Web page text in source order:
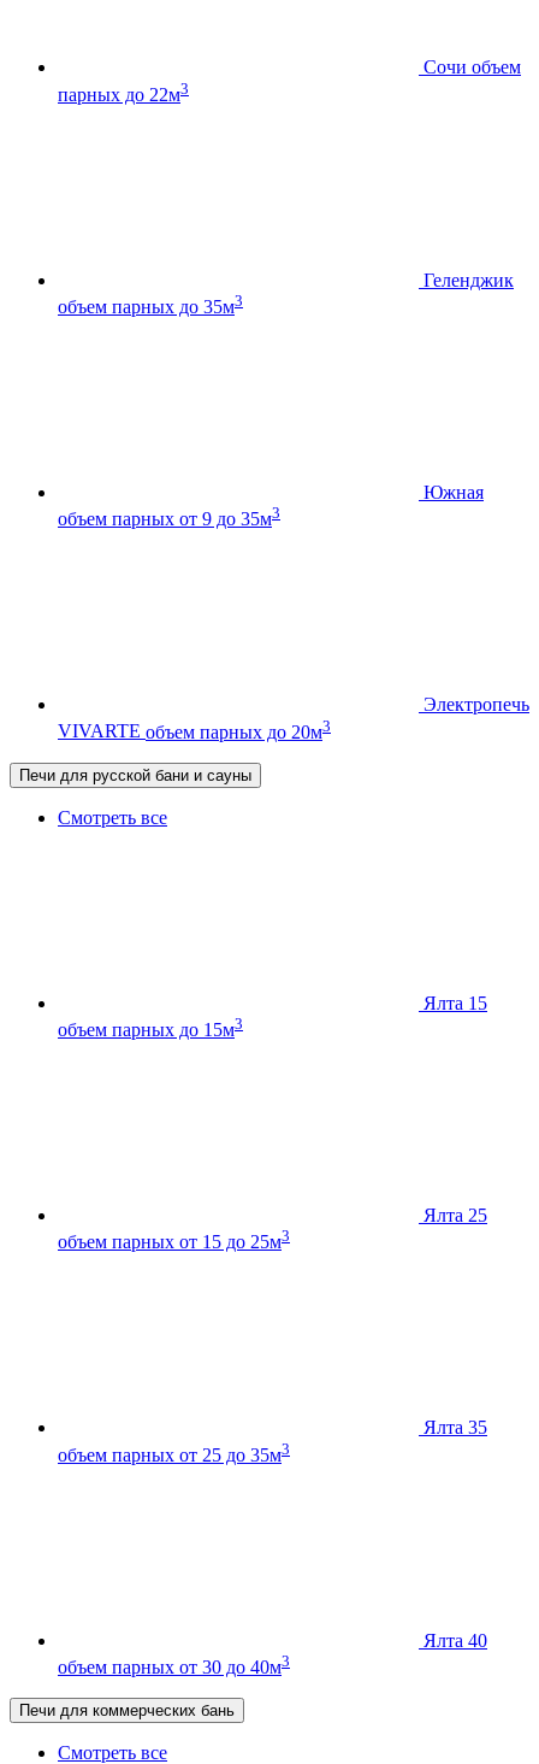
Сочи объем
парных до 22м3
Геленджик
объем парных до 35м3
Южная
объем парных от 9 до 35м3
Электропечь
VIVARTE объем парных до 20м3
Печи для русской бани и сауны
Смотреть все
Ялта 15
объем парных до 15м3
Ялта 25
объем парных от 15 до 25м3
Ялта 35
объем парных от 25 до 35м3
Ялта 40
объем парных от 30 до 40м3
Печи для коммерческих бань
Смотреть все